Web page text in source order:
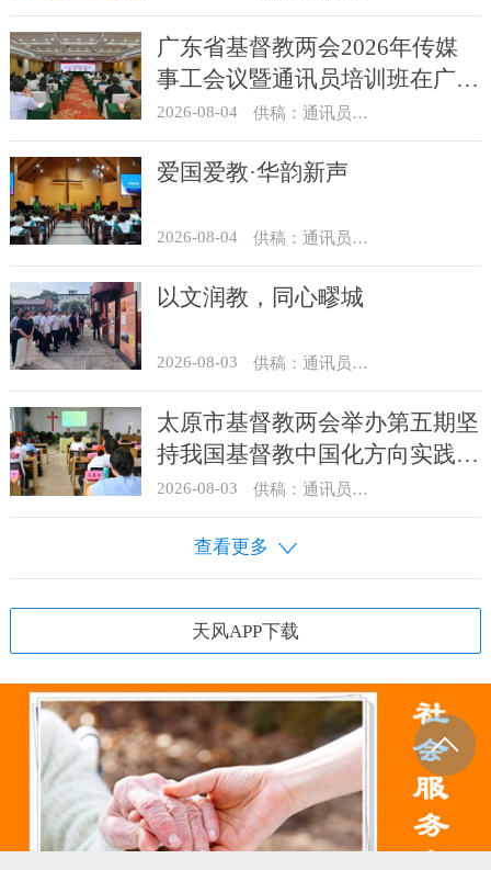
广东省基督教两会2026年传媒
事工会议暨通讯员培训班在广州
举办
2026-08-04 供稿：通讯员 汪浩
爱国爱教·华韵新声
2026-08-04 供稿：通讯员 景健美
以文润教，同心疁城
2026-08-03 供稿：通讯员 景健美
太原市基督教两会举办第五期坚
持我国基督教中国化方向实践能
力专题培训
2026-08-03 供稿：通讯员 王建春 摄影：史爱梅
查看更多
天风APP下载